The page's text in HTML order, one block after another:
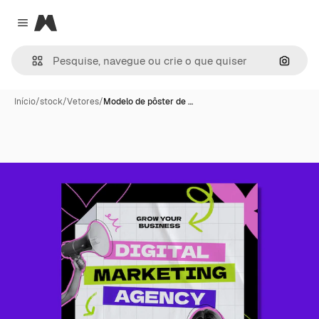
Close menu
Magnific
Início/stock/Vetores/Modelo de pôster de …